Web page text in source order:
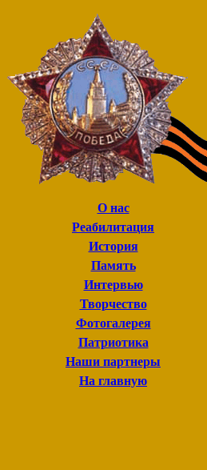
О нас
Реaбилитация
История
Память
Интервью
Творчество
Фотогалерея
Патриотика
Наши партнеры
На главную